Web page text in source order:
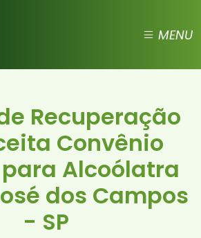
MENU
Recuperação
Convênio
Alcoólatra
dos Campos
- SP